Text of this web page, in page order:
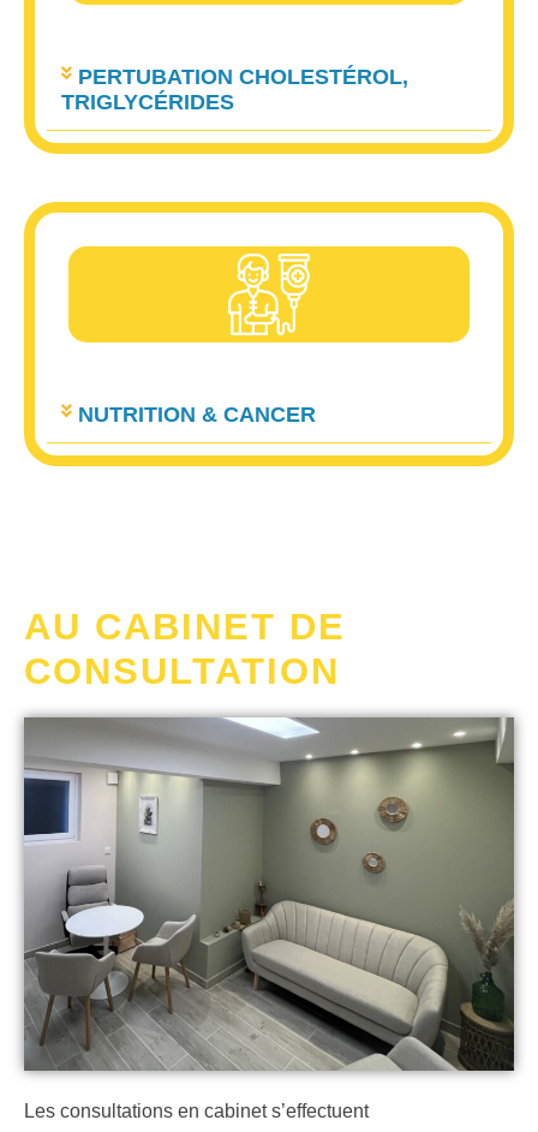
PERTUBATION CHOLESTÉROL,
TRIGLYCÉRIDES
NUTRITION & CANCER
AU CABINET DE
CONSULTATION
Les consultations en cabinet s’effectuent